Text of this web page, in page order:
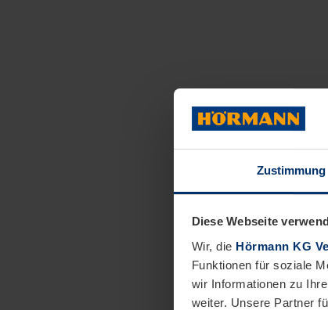
Zustimmung
Diese Webseite
Wir, die Hörmann KG
Funktionen für soziale
wir Informationen zu
weiter. Unsere Partner